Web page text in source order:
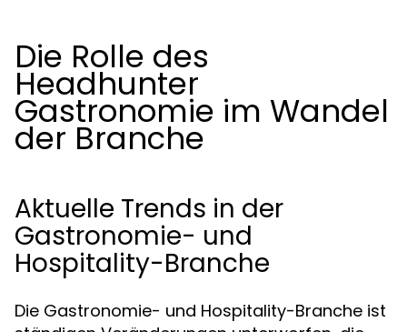
Die Rolle des
Headhunter
Gastronomie im Wandel
der Branche
Aktuelle Trends in der
Gastronomie- und
Hospitality-Branche
Die Gastronomie- und Hospitality-Branche ist